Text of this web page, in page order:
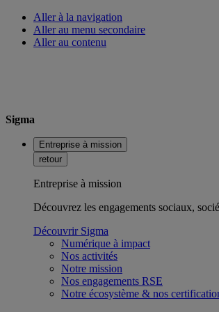
Aller à la navigation
Aller au menu secondaire
Aller au contenu
Sigma
Entreprise à mission
retour
Entreprise à mission
Découvrez les engagements sociaux,
Découvrir Sigma
Numérique à impact
Nos activités
Notre mission
Nos engagements RSE
Notre écosystème & nos